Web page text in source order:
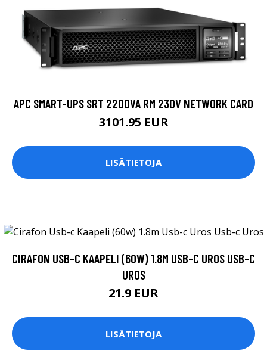
APC SMART-UPS SRT 2200VA RM 230V NETWORK CARD
3101.95 EUR
LISÄTIETOJA
CIRAFON USB-C KAAPELI (60W) 1.8M USB-C UROS USB-C
UROS
21.9 EUR
LISÄTIETOJA